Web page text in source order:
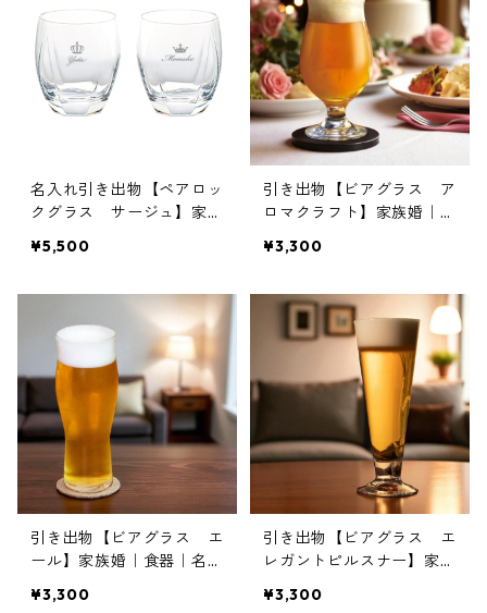
名入れ引き出物【ペアロッ
クグラス サージュ】家族
ナル
¥5,500
引き出物【ビアグラス ア
ロマクラフト】家族婚｜食
¥3,300
引き出物【ビアグラス エ
ール】家族婚｜食器｜名入
¥3,300
引き出物【ビアグラス エ
レガントピルスナー】家族
ナル
¥3,300